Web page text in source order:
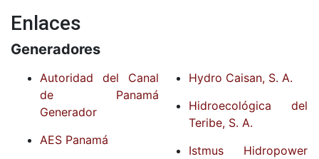
Enlaces
Generadores
Autoridad del Canal
de Panamá
Generador
AES Panamá
Hydro Caisan, S. A.
Hidroecológica del
Teribe, S. A.
Istmus Hidropower